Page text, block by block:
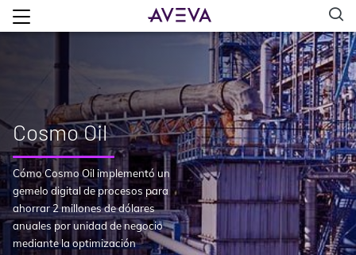
Cosmo Oil
Cómo Cosmo Oil implementó un
gemelo digital de procesos para
ahorrar 2 millones de dólares
anuales por unidad de negocio
mediante la optimización